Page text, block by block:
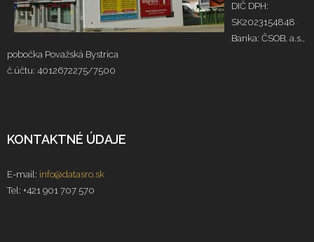
DIČ DPH:
SK2023154848
Banka: ČSOB, a.s.,
pobočka Považská Bystrica
č.účtu: 4012672275/7500
KONTAKTNÉ ÚDAJE
E-mail: info@datasro.sk
Tel: +421 901 707 570